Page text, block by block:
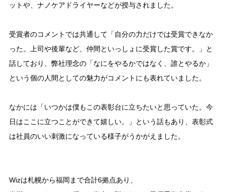
ットや、ナノケアドライヤーなどが授与されました。
受賞者のコメントでは共通して「自分の力だけでは受賞できなか
った。上司や後輩など、仲間といっしょに受賞した賞です。」と
話しており、弊社理念の「なにをやるかではなく、誰とやるか」
という個の人間としての魅力がコメントにも表れていました。
なかには「いつかは僕もこの表彰台に立ちたいと思っていた。今
日はここに立つことができて嬉しい。」という話もあり、表彰式
は社員のいい刺激になっている様子がうかがえました。
Wizは札幌から福岡まで合計6拠点あり、